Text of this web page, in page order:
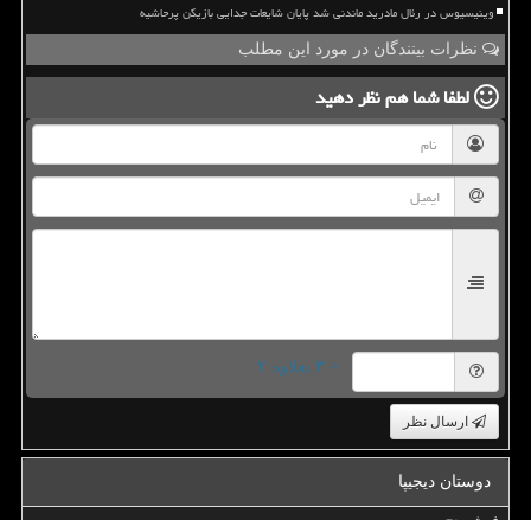
وینیسیوس در رئال مادرید ماندنی شد پایان شایعات جدایی بازیکن پرحاشیه
نظرات بینندگان در مورد این مطلب
لطفا شما همنظر دهید
= ۳ بعلاوه ۲
ارسال نظر
دوستان دیجیپا